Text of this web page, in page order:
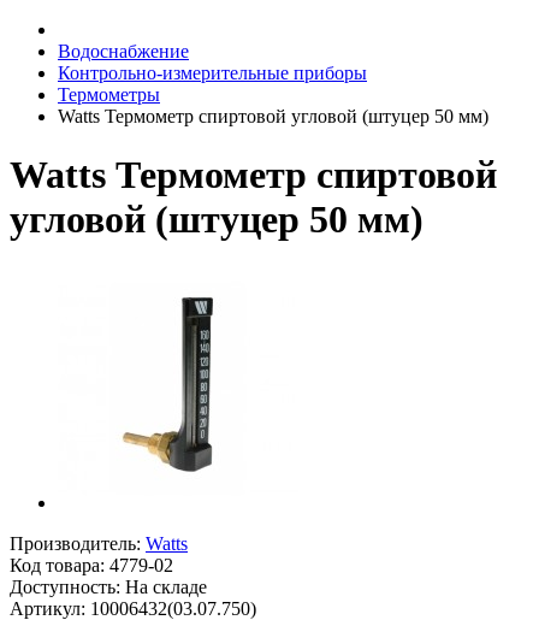
Водоснабжение
Контрольно-измерительные приборы
Термометры
Watts Термометр спиртовой угловой (штуцер 50 мм)
Watts Термометр спиртовой
угловой (штуцер 50 мм)
Производитель: Watts
Код товара: 4779-02
Доступность: На складе
Артикул: 10006432(03.07.750)